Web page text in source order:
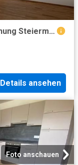
Zu Vermieten 2 Schlafzimmer Wohnung Steiermark Steiermark DS104755463
Details ansehen
Foto anschauen